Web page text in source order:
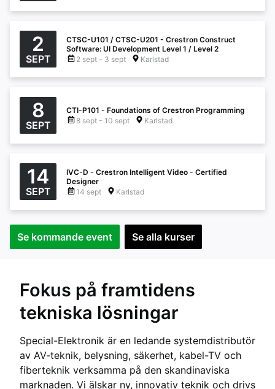
2
SEPT
CTSC-U101 / CTSC-U201 - Crestron Construct
Software: UI Development Level 1 / Level 2
2 sept - 3 sept
Karlstad
8
SEPT
CTI-P101 - Foundations of Crestron Programming
8 sept - 10 sept
Karlstad
14
SEPT
IVC-D - Crestron Intelligent Video - Certified
Designer
14 sept
Karlstad
Se kommande event Se alla kurser
Fokus på framtidens
tekniska lösningar
Special-Elektronik är en ledande systemdistributör
av AV-teknik, belysning, säkerhet, kabel-TV och
fiberteknik verksamma på den skandinaviska
marknaden. Vi älskar ny, innovativ teknik och drivs